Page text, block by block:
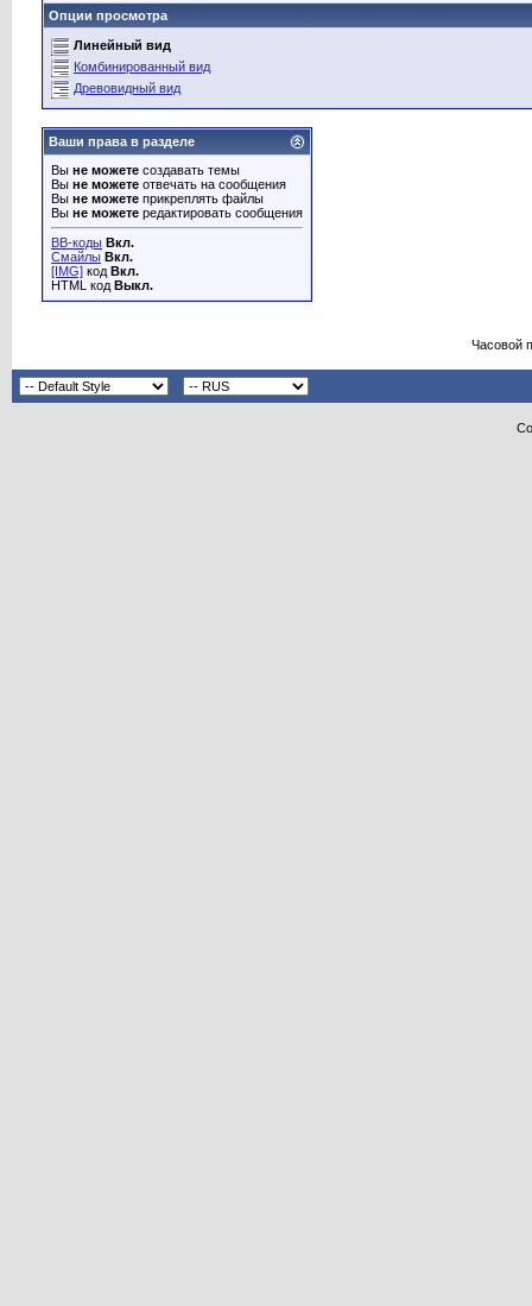
Опции просмотра
Линейный вид
Комбинированный вид
Древовидный вид
Ваши права в разделе
Вы не можете создавать темы
Вы не можете отвечать на сообщения
Вы не можете прикреплять файлы
Вы не можете редактировать сообщения
BB-коды Вкл.
Смайлы Вкл.
[IMG] код Вкл.
HTML код Выкл.
Часовой